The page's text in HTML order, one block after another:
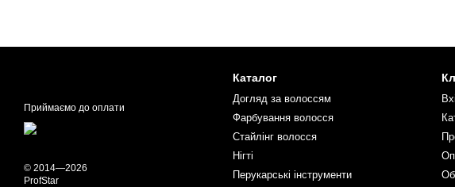
Приймаємо до оплати
© 2014—2026
ProfStar
Каталог
Догляд за волоссям
Фарбування волосся
Стайлінг волосся
Нігті
Перукарські інструменти